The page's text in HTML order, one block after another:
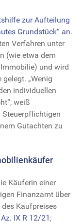
zur Aufteilung
Grundstück“ an.
Verfahren unter
(wie etwa dem
und wird
„Wenig
individuellen
weiß
Steuerpflichtigen
Gutachten zu
Käuferin einer
Finanzamt über
Kaufpreises
Az. IX R 12/21 ;